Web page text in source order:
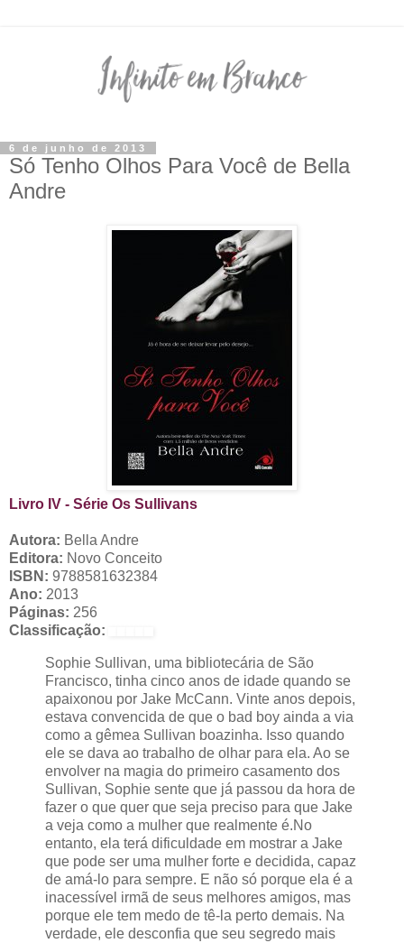
6 de junho de 2013
Só Tenho Olhos Para Você de Bella
Andre
Livro IV - Série Os Sullivans
Autora: Bella Andre
Editora: Novo Conceito
ISBN: 9788581632384
Ano: 2013
Páginas: 256
Classificação:
Sophie Sullivan, uma bibliotecária de São
Francisco, tinha cinco anos de idade quando se
apaixonou por Jake McCann. Vinte anos depois,
estava convencida de que o bad boy ainda a via
como a gêmea Sullivan boazinha. Isso quando
ele se dava ao trabalho de olhar para ela. Ao se
envolver na magia do primeiro casamento dos
Sullivan, Sophie sente que já passou da hora de
fazer o que quer que seja preciso para que Jake
a veja como a mulher que realmente é.No
entanto, ela terá dificuldade em mostrar a Jake
que pode ser uma mulher forte e decidida, capaz
de amá-lo para sempre. E não só porque ela é a
inacessível irmã de seus melhores amigos, mas
porque ele tem medo de tê-la perto demais. Na
verdade, ele desconfia que seu segredo mais